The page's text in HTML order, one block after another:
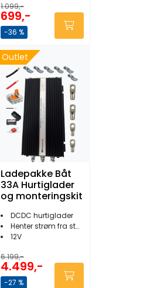
1.099,-
699,-
-36 %
Outlet
Ladepakke Båt
33A Hurtiglader
og monteringskit
DCDC hurtiglader
Henter strøm fra startbatteriet
12V
6.199,-
4.499,-
-27 %